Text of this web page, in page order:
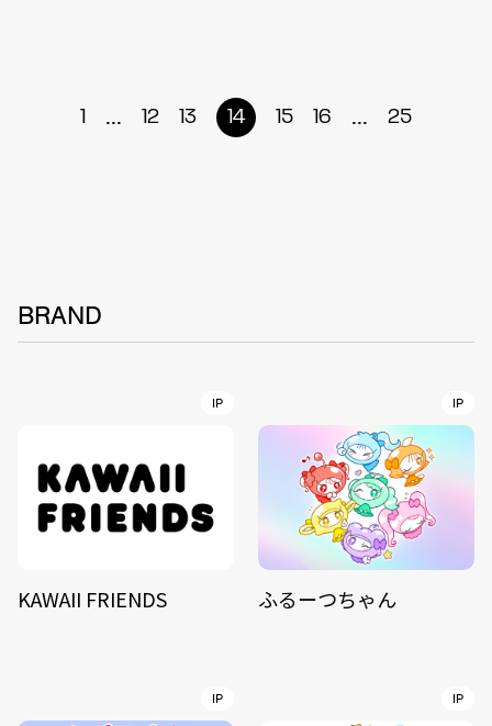
1 ... 12 13 14 15 16 ... 25
BRAND
IP
KAWAII FRIENDS
IP
ふるーつちゃん
IP IP